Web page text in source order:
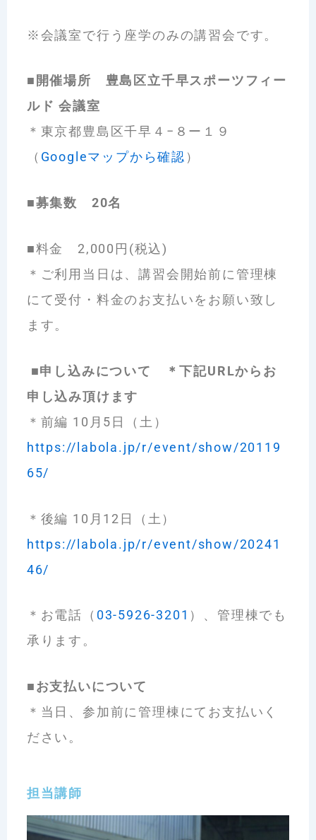
※会議室で行う座学のみの講習会です。
■開催場所 豊島区立千早スポーツフィー
ルド 会議室
＊東京都豊島区千早４−８ー１９
（ Googleマップから確認 ）
■募集数 20名
■料金 2,000円(税込)
＊ご利用当日は、講習会開始前に管理棟
にて受付・料金のお支払いをお願い致し
ます。
■申し込みについて ＊下記URLからお
申し込み頂けます
＊前編 10月5日（土）
https://labola.jp/r/event/show/20119
65/
＊後編 10月12日（土）
https://labola.jp/r/event/show/20241
46/
＊お電話（ 03-5926-3201 ）、管理棟でも
承ります。
■お支払いについて
＊当日、参加前に管理棟にてお支払いく
ださい。
担当講師